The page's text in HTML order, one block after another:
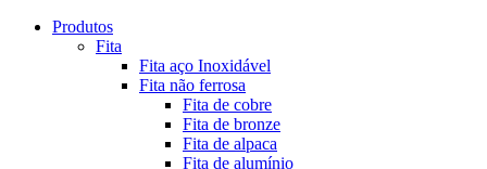
Produtos
Fita
Fita aço Inoxidável
Fita não ferrosa
Fita de cobre
Fita de bronze
Fita de alpaca
Fita de alumínio